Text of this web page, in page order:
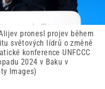
pronesl projev během
světových lídrů o změně
konference UNFCCC
2024 v Baku v
Images)